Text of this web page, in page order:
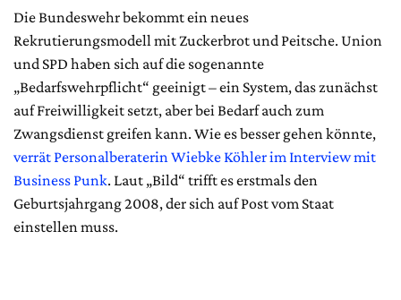
Die Bundeswehr bekommt ein neues
Rekrutierungsmodell mit Zuckerbrot und Peitsche. Union
und SPD haben sich auf die sogenannte
„Bedarfswehrpflicht“ geeinigt – ein System, das zunächst
auf Freiwilligkeit setzt, aber bei Bedarf auch zum
Zwangsdienst greifen kann. Wie es besser gehen könnte,
verrät Personalberaterin Wiebke Köhler im Interview mit
Business Punk. Laut „Bild“ trifft es erstmals den
Geburtsjahrgang 2008, der sich auf Post vom Staat
einstellen muss.